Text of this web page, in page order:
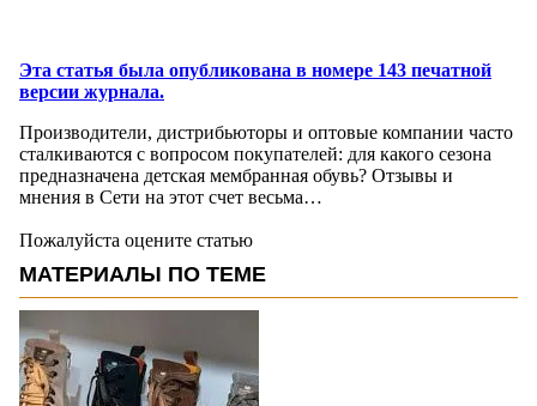
Эта статья была опубликована в номере 143 печатной
версии журнала.
Производители, дистрибьюторы и оптовые компании часто
сталкиваются с вопросом покупателей: для какого сезона
предназначена детская мембранная обувь? Отзывы и
мнения в Сети на этот счет весьма…
Пожалуйста оцените статью
МАТЕРИАЛЫ ПО ТЕМЕ